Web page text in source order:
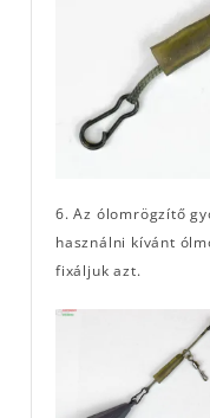
6. Az ólomrögzítő
használni kívánt
fixáljuk azt.